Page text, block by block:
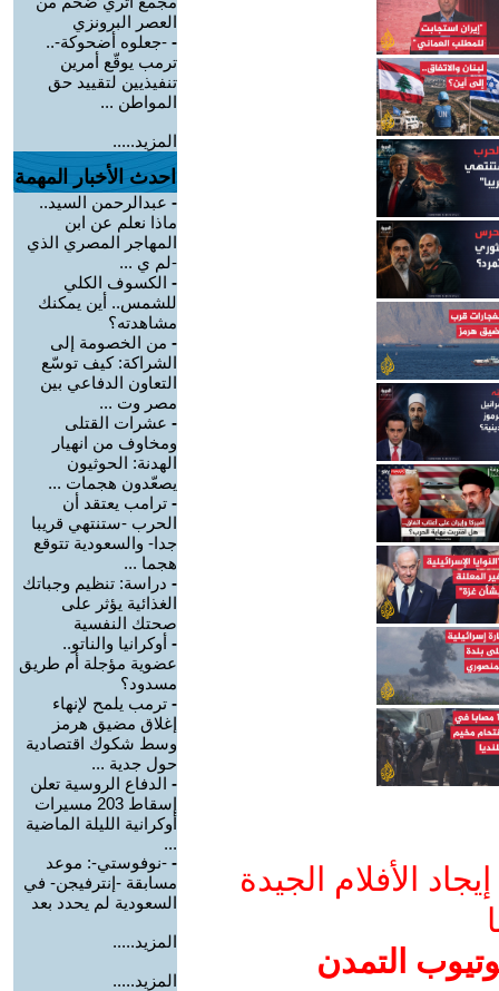
الأفلام الجيدة
التمدن
العصر البرونزي
- -جعلوه أضحوكة-..
ترمب يوقّع أمرين
تنفيذيين لتقييد حق
المواطن ...
المزيد.....
احدث الأخبار المهمة
- عبدالرحمن السيد..
ماذا نعلم عن ابن
المهاجر المصري الذي
-لم ي ...
- الكسوف الكلي
للشمس.. أين يمكنك
مشاهدته؟
- من الخصومة إلى
الشراكة: كيف توسّع
التعاون الدفاعي بين
مصر وت ...
- عشرات القتلى
ومخاوف من انهيار
الهدنة: الحوثيون
يصعّدون هجمات ...
- ترامب يعتقد أن
الحرب -ستنتهي قريبا
جدا- والسعودية تتوقع
هجما ...
- دراسة: تنظيم وجباتك
الغذائية يؤثر على
صحتك النفسية
- أوكرانيا والناتو..
عضوية مؤجلة أم طريق
مسدود؟
- ترمب يلمح لإنهاء
إغلاق مضيق هرمز
وسط شكوك اقتصادية
حول جدية ...
- الدفاع الروسية تعلن
إسقاط 203 مسيرات
أوكرانية الليلة الماضية
...
- -نوفوستي-: موعد
مسابقة -إنترفيجن- في
السعودية لم يحدد بعد
المزيد.....
المزيد.....